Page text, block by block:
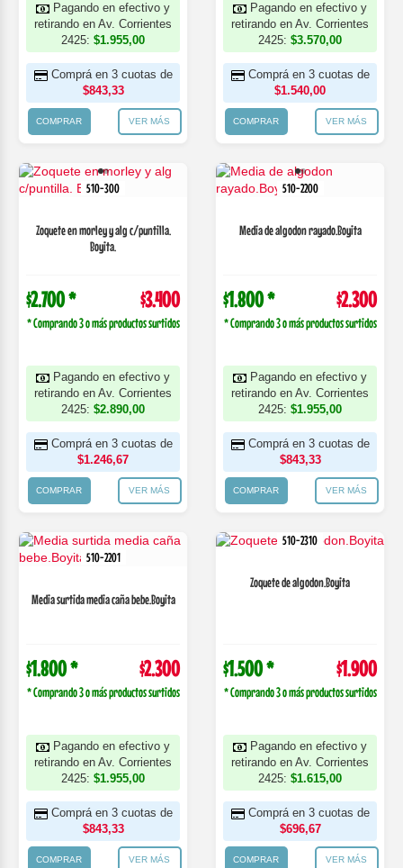
Pagando en efectivo y
retirando en Av. Corrientes
2425: $1.955,00
Comprá en 3 cuotas de
$843,33
COMPRAR VER MÁS
Pagando en efectivo y
retirando en Av. Corrientes
2425: $3.570,00
Comprá en 3 cuotas de
$1.540,00
COMPRAR VER MÁS
510-300
Zoquete en morley y alg c/puntilla.
Boyita.
$2.700 * $3.400
* Comprando 3 o más productos surtidos
Pagando en efectivo y
retirando en Av. Corrientes
2425: $2.890,00
Comprá en 3 cuotas de
$1.246,67
COMPRAR VER MÁS
510-2200
Media de algodon rayado.Boyita
$1.800 * $2.300
* Comprando 3 o más productos surtidos
Pagando en efectivo y
retirando en Av. Corrientes
2425: $1.955,00
Comprá en 3 cuotas de
$843,33
COMPRAR VER MÁS
510-2201
Media surtida media caña bebe.Boyita
$1.800 * $2.300
* Comprando 3 o más productos surtidos
Pagando en efectivo y
retirando en Av. Corrientes
2425: $1.955,00
Comprá en 3 cuotas de
$843,33
COMPRAR VER MÁS
510-2310
Zoquete de algodon.Boyita
$1.500 * $1.900
* Comprando 3 o más productos surtidos
Pagando en efectivo y
retirando en Av. Corrientes
2425: $1.615,00
Comprá en 3 cuotas de
$696,67
COMPRAR VER MÁS